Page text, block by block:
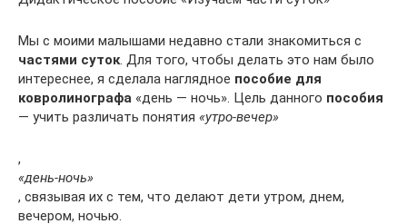
Мы с моими малышами недавно стали знакомиться с
частями суток. Для того, чтобы делать это нам было
интереснее, я сделала наглядное пособие для
ковролинографа «день — ночь». Цель данного пособия
— учить различать понятия «утро-вечер»
,
«день-ночь»
, связывая их с тем, что делают дети утром, днем,
вечером, ночью.